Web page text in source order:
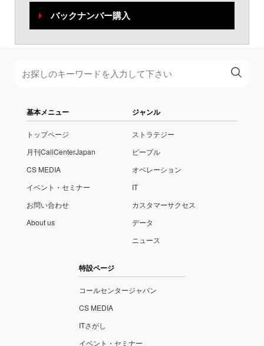
バックナンバー購入
基本メニュー
トップページ
月刊CallCenterJapan
CS MEDIA
イベント・セミナー
お問い合わせ
About us
ジャンル
ストラテジー
ピープル
オペレーション
IT
カスタマーサクセス
データ
ニュース
特設ページ
コールセンタージャパン
CS MEDIA
ITさがし
イベント・セミナー